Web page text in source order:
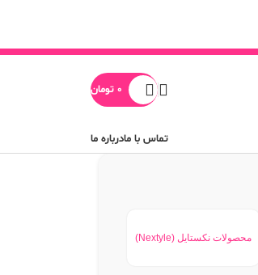
0 تومان
تماس با مادرباره ما
محصولات نکستایل (Nextyle)